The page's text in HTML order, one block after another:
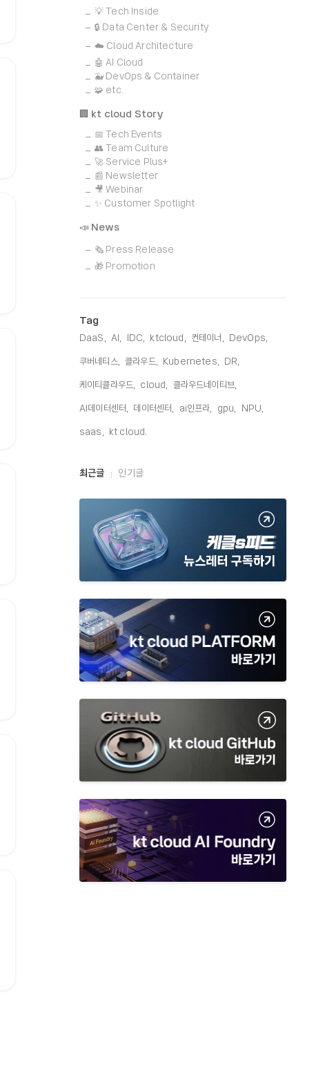
💡 Tech Inside
🔒 Data Center & Security
☁️ Cloud Architecture
🤖 AI Cloud
🐳 DevOps & Container
🧩 etc.
🏢 kt cloud Story
📅 Tech Events
👥 Team Culture
🚀 Service Plus+
📰 Newsletter
🎥 Webinar
✨ Customer Spotlight
📣 News
🗞️ Press Release
🎁 Promotion
Tag
DaaS, AI, IDC, ktcloud, 컨테이너, DevOps,
쿠버네티스, 클라우드, Kubernetes, DR,
케이티클라우드, cloud, 클라우드네이티브,
AI데이터센터, 데이터센터, ai인프라, gpu, NPU,
saas, kt cloud,
최
최근글 인기글